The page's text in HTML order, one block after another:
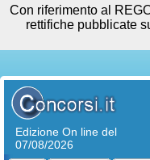
Edizione On line del
07/08/2026
Con riferimento al
rettifiche pubblicate